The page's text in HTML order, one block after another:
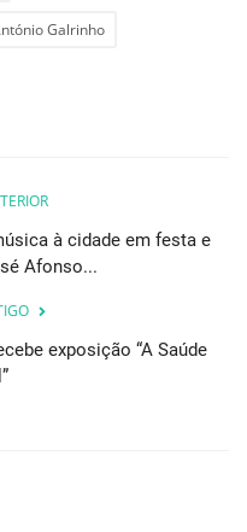
Galrinho
à cidade em festa e
Afonso...
exposição “A Saúde